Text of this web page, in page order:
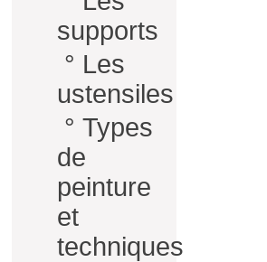
supports
° Les
ustensiles
° Types
de
peinture
et
techniques